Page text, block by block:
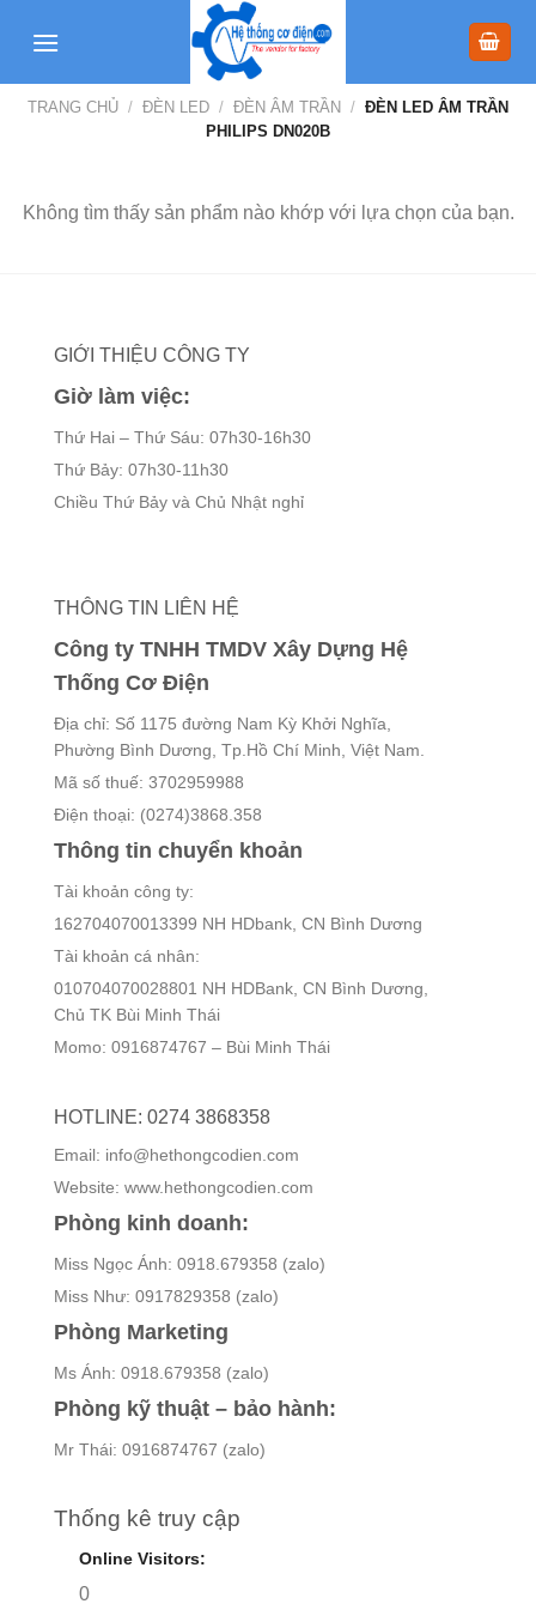
TRANG CHỦ / ĐÈN LED / ĐÈN ÂM TRẦN / ĐÈN LED ÂM TRẦN
PHILIPS DN020B
Không tìm thấy sản phẩm nào khớp với lựa chọn của bạn.
GIỚI THIỆU CÔNG TY
Giờ làm việc:
Thứ Hai – Thứ Sáu: 07h30-16h30
Thứ Bảy: 07h30-11h30
Chiều Thứ Bảy và Chủ Nhật nghỉ
THÔNG TIN LIÊN HỆ
Công ty TNHH TMDV Xây Dựng Hệ
Thống Cơ Điện
Địa chỉ: Số 1175 đường Nam Kỳ Khởi Nghĩa,
Phường Bình Dương, Tp.Hồ Chí Minh, Việt Nam.
Mã số thuế: 3702959988
Điện thoại: (0274)3868.358
Thông tin chuyển khoản
Tài khoản công ty:
162704070013399 NH HDbank, CN Bình Dương
Tài khoản cá nhân:
010704070028801 NH HDBank, CN Bình Dương,
Chủ TK Bùi Minh Thái
Momo: 0916874767 – Bùi Minh Thái
HOTLINE: 0274 3868358
Email: info@hethongcodien.com
Website: www.hethongcodien.com
Phòng kinh doanh:
Miss Ngọc Ánh: 0918.679358 (zalo)
Miss Như: 0917829358 (zalo)
Phòng Marketing
Ms Ánh: 0918.679358 (zalo)
Phòng kỹ thuật – bảo hành:
Mr Thái: 0916874767 (zalo)
Thống kê truy cập
Online Visitors:
0